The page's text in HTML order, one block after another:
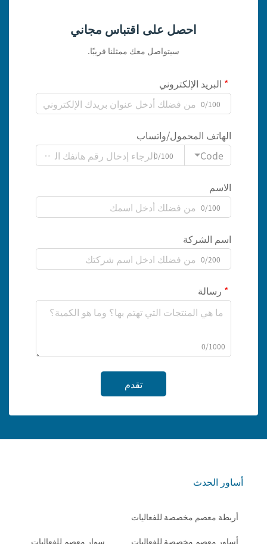
احصل على اقتباس مجاني
سيتواصل معك ممثلنا قريبًا.
البريد الإلكتروني
0/100
الهاتف المحمول/واتساب
Code
0/100
الاسم
0/100
اسم الشركة
0/200
رسالة
0/1000
تقدم
أساور الحدث
أربطة معصم مخصصة للفعاليات
أساور معصم مخصصة للفعاليات سوار معصم للفعاليات